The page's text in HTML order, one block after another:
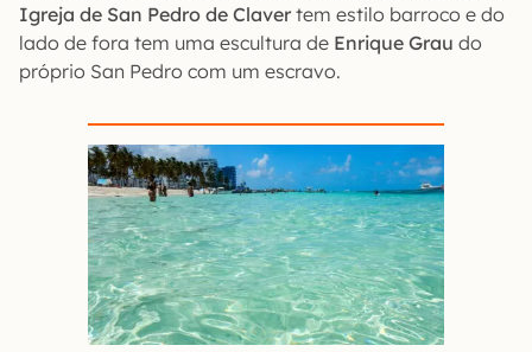
Igreja de San Pedro de Claver tem estilo barroco e do
lado de fora tem uma escultura de Enrique Grau do
próprio San Pedro com um escravo.